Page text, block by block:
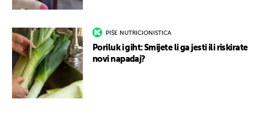
PIŠE NUTRICIONISTICA
Poriluk i giht: Smijete li ga jesti ili riskirate
novi napadaj?